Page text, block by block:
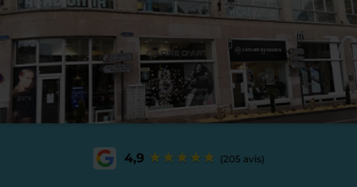
4,9 (205 avis)